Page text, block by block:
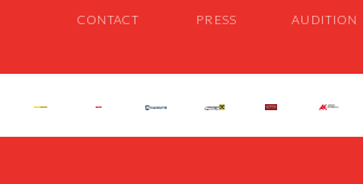
CONTACT PRESS AUDITION